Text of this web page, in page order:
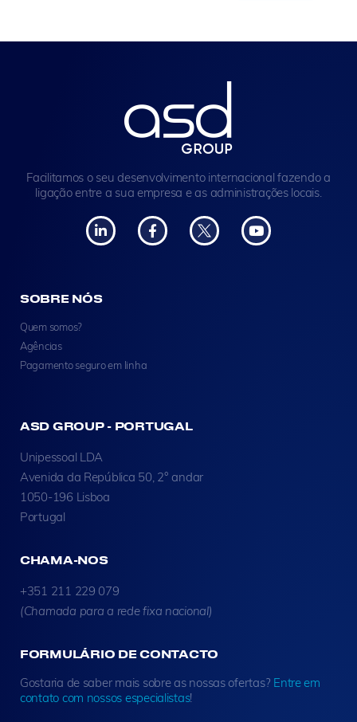
Facilitamos o seu desenvolvimento internacional fazendo a
ligação entre a sua empresa e as administrações locais.
SOBRE NÓS
Quem somos?
Agências
Pagamento seguro em linha
ASD GROUP - PORTUGAL
Unipessoal LDA
Avenida da República 50, 2° andar
1050-196 Lisboa
Portugal
CHAMA-NOS
+351 211 229 079
(Chamada para a rede fixa nacional)
FORMULÁRIO DE CONTACTO
Gostaria de saber mais sobre as nossas ofertas? Entre em
contato com nossos especialistas!